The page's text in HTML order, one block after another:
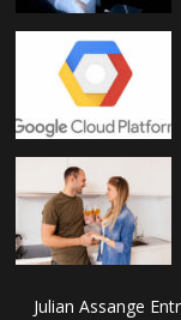
Julian Assange